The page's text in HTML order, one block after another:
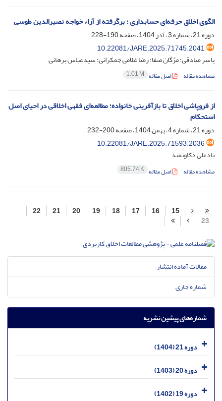
الگوی اخلاق حرفه‌ای حسابداری : برگرفته از آراء خواجه نصیرالدین طوسی
دوره 21، شماره 3، آذر 1404، صفحه
190-228
10.22081/JARE.2025.71745.2041
یاسر صادقی؛ مژگان صفا؛ رضا غلامی جمکرانی؛ سیدعباس برهانی
مشاهده مقاله اصل مقاله 1.01 M
از فروپاشی اخلاق تا بازآفرینی خانواده؛ مطالعه‌ای فقهی اخلاقی در احیای اصل
استحکام
دوره 21، شماره 4، بهمن 1404، صفحه
200-232
10.22081/JARE.2025.71593.2036
نادعلی ذکاوتمند
مشاهده مقاله اصل مقاله 805.74 K
15
16
17
18
19
20
21
22
23
مقالات آماده انتشار
شماره جاری
شماره‌های پیشین نشریه
دوره 21 (1404)
دوره 20 (1403)
دوره 19 (1402)